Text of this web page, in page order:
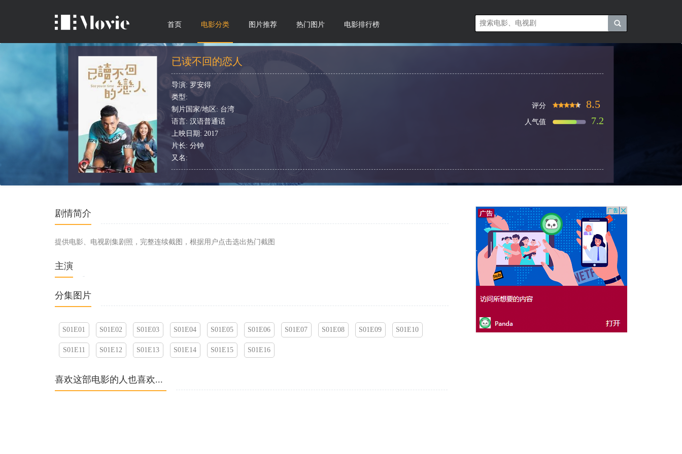
首页 电影分类 图片推荐 热门图片 电影排行榜
已读不回的恋人
导演: 罗安得
类型:
制片国家/地区: 台湾
语言: 汉语普通话
上映日期: 2017
片长: 分钟
又名:
评分 8.5
人气值 7.2
剧情简介
提供电影、电视剧集剧照，完整连续截图，根据用户点击选出热门截图
主演
分集图片
S01E01 S01E02 S01E03 S01E04 S01E05 S01E06 S01E07 S01E08 S01E09 S01E10
S01E11 S01E12 S01E13 S01E14 S01E15 S01E16
喜欢这部电影的人也喜欢...